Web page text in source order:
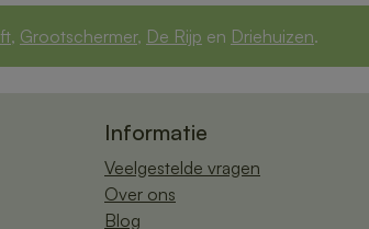
, Grootschermer, De Rijp en Driehuizen.
Informatie
Veelgestelde vragen
Over ons
Blog